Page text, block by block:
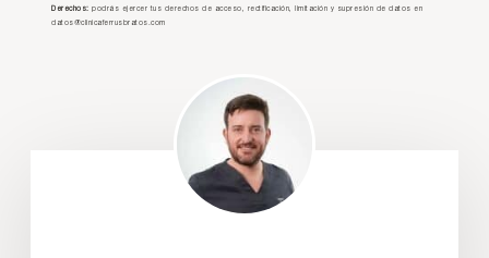
Derechos: podrás ejercer tus derechos de acceso, rectificación, limitación y supresión de datos en
datos@clinicaferrusbratos.com